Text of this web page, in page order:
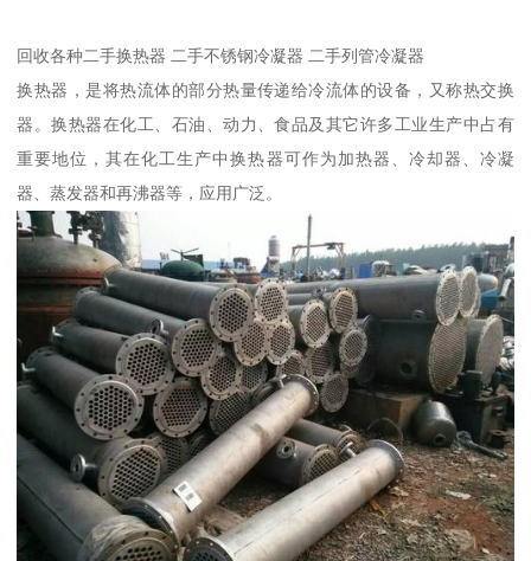
回收各种二手换热器 二手不锈钢冷凝器 二手列管冷凝器
换热器，是将热流体的部分热量传递给冷流体的设备，又称热交换
器。换热器在化工、石油、动力、食品及其它许多工业生产中占有
重要地位，其在化工生产中换热器可作为加热器、冷却器、冷凝
器、蒸发器和再沸器等，应用广泛。